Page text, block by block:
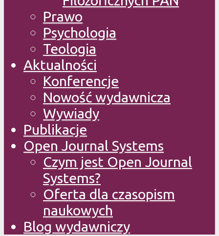
Prawo
Psychologia
Teologia
Aktualności
Konferencje
Nowość wydawnicza
Wywiady
Publikacje
Open Journal Systems
Czym jest Open Journal
Systems?
Oferta dla czasopism
naukowych
Blog wydawniczy